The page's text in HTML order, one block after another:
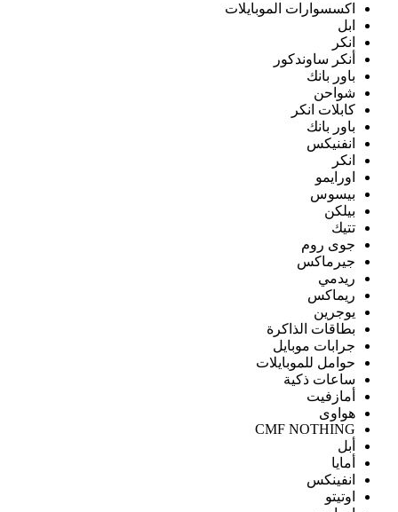
اكسسوارات الموبايلات
ابل
انكر
أنكر ساوندكور
باور بانك
شواحن
كابلات انكر
باور بانك
انفنيكس
انكر
اورايمو
بيسوس
بيلكن
تتيك
جوى روم
جيرماكس
ريدمي
ريماكس
يوجرين
بطاقات الذاكرة
جرابات موبايل
حوامل للموبايلات
ساعات ذكية
أمازفيت
هواوى
CMF NOTHING
أبل
أمايا
انفينكس
اوتيتو